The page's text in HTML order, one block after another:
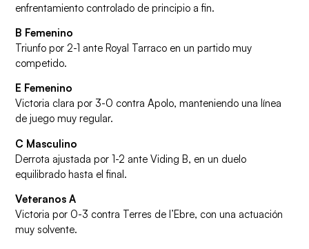
enfrentamiento controlado de principio a fin.
B Femenino
Triunfo por 2-1 ante Royal Tarraco en un partido muy
competido.
E Femenino
Victoria clara por 3-0 contra Apolo, manteniendo una línea
de juego muy regular.
C Masculino
Derrota ajustada por 1-2 ante Viding B, en un duelo
equilibrado hasta el final.
Veteranos A
Victoria por 0-3 contra Terres de l’Ebre, con una actuación
muy solvente.